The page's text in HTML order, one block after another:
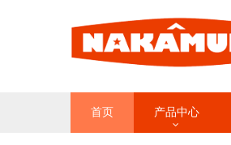
首页 产品中心